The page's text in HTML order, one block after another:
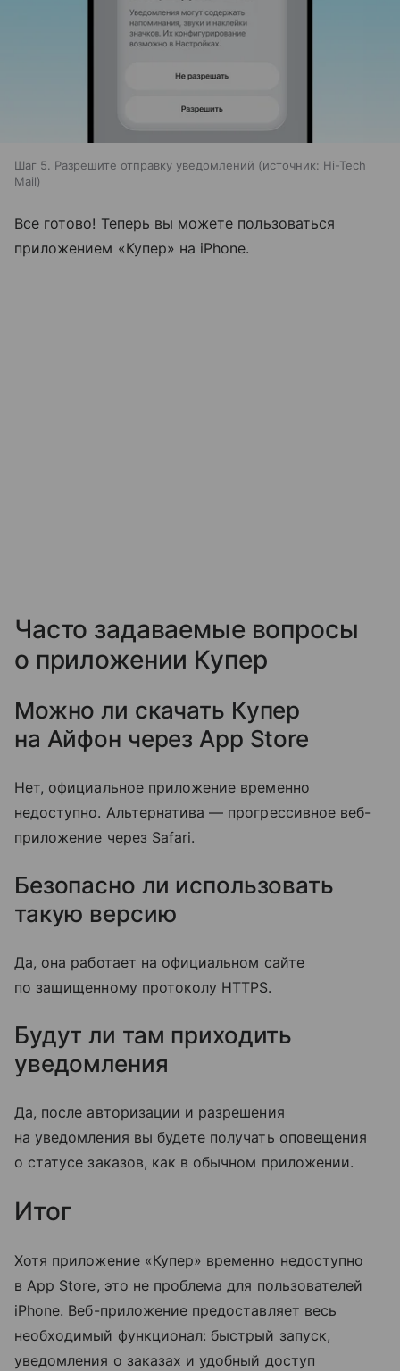
Шаг 5. Разрешите отправку уведомлений источник: Hi-Tech
Mail
Все готово! Теперь вы можете пользоваться
приложением «Купер» на iPhone.
Часто задаваемые вопросы
о приложении Купер
Можно ли скачать Купер
на Айфон через App Store
Нет, официальное приложение временно
недоступно. Альтернатива — прогрессивное веб-
приложение через Safari.
Безопасно ли использовать
такую версию
Да, она работает на официальном сайте
по защищенному протоколу HTTPS.
Будут ли там приходить
уведомления
Да, после авторизации и разрешения
на уведомления вы будете получать оповещения
о статусе заказов, как в обычном приложении.
Итог
Хотя приложение «Купер» временно недоступно
в App Store, это не проблема для пользователей
iPhone. Веб-приложение предоставляет весь
необходимый функционал: быстрый запуск,
уведомления о заказах и удобный доступ